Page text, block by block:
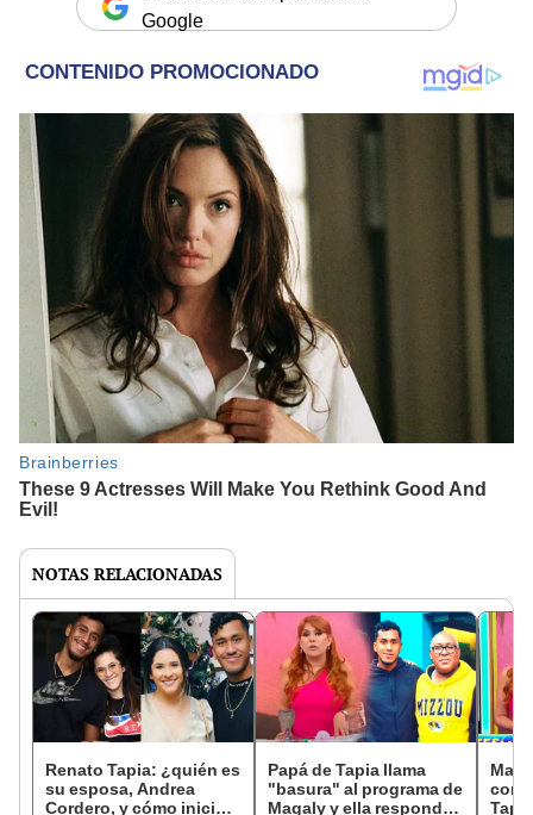
Google
NOTAS RELACIONADAS
Renato Tapia: ¿quién es
su esposa, Andrea
Cordero, y cómo inició
Papá de Tapia llama
"basura" al programa de
Magaly y ella responde: